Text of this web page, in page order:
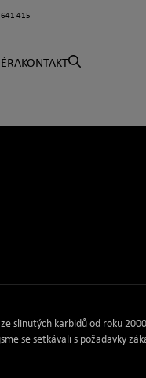
415
KONTAKT
slinutých karbidů od roku
se setkávali s požadavky